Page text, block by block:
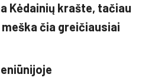
Kėdainių krašte, tačiau
čia greičiausiai